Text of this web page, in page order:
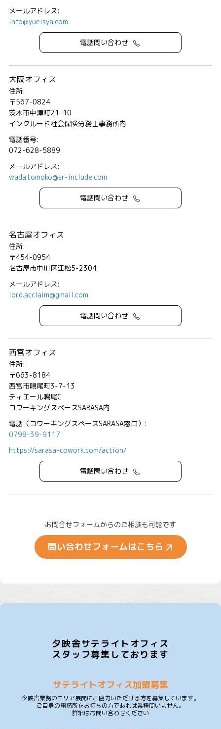
メールアドレス:
info@yueisya.com
電話問い合わせ
大阪オフィス
住所:
〒567-0824
茨木市中津町21-10
インクルード社会保険労務士事務所内
電話番号:
072-628-5889
メールアドレス:
wada.tomoko@sr-include.com
電話問い合わせ
名古屋オフィス
住所:
〒454-0954
名古屋市中川区江松5-2304
メールアドレス:
lord.acclaim@gmail.com
電話問い合わせ
西宮オフィス
住所:
〒663-8184
西宮市鳴尾町3-7-13
ティエール鳴尾C
コワーキングスペースSARASA内
電話（コワーキングスペースSARASA窓口）:
0798-39-9117
https://sarasa-cowork.com/action/
電話問い合わせ
お問合せフォームからのご相談も可能です
問い合わせフォームはこちら
夕映舎サテライトオフィス
スタッフ募集しております
サテライトオフィス加盟募集
夕映舎業務のエリア展開にご協力いただける方を募集しています。
ご自身の事務所をお持ちの方であれば業種問いません。
詳細はお問い合わせください